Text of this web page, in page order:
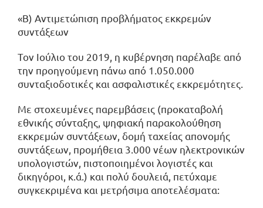
«Β) Αντιμετώπιση προβλήματος εκκρεμών
συντάξεων
Τον Ιούλιο του 2019, η κυβέρνηση παρέλαβε από
την προηγούμενη πάνω από 1.050.000
συνταξιοδοτικές και ασφαλιστικές εκκρεμότητες.
Με στοχευμένες παρεμβάσεις (προκαταβολή
εθνικής σύνταξης, ψηφιακή παρακολούθηση
εκκρεμών συντάξεων, δομή ταχείας απονομής
συντάξεων, προμήθεια 3.000 νέων ηλεκτρονικών
υπολογιστών, πιστοποιημένοι λογιστές και
δικηγόροι, κ.ά.) και πολύ δουλειά, πετύχαμε
συγκεκριμένα και μετρήσιμα αποτελέσματα: